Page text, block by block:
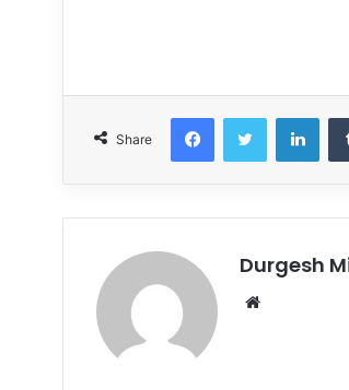
Share
FacebookTwitter
Durgesh
Website